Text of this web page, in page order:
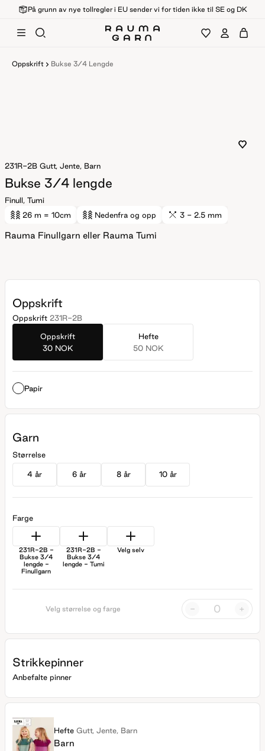
På grunn av nye tollregler i EU sender vi for tiden ikke til SE og DK
Oppskrift Bukse 3/4 Lengde
231R-2B Gutt, Jente, Barn
Bukse 3/4 lengde
Finull, Tumi
26 m = 10cm Nedenfra og opp 3 - 2.5 mm
Rauma Finullgarn eller Rauma Tumi
Oppskrift
Oppskrift 231R-2B
Oppskrift
30 NOK
Hefte
50 NOK
Papir
Garn
Størrelse
4 år 6 år 8 år 10 år
Farge
231R-2B -
Bukse 3/4
lengde -
Finullgarn
231R-2B -
Bukse 3/4
lengde - Tumi
Velg selv
Velg størrelse og farge - +
Strikkepinner
Anbefalte pinner
Hefte Gutt, Jente, Barn
Barn